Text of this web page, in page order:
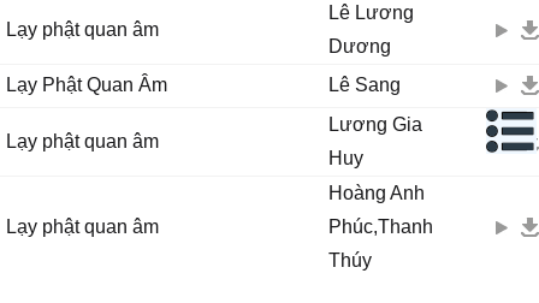
Lạy phật quan âm
Lê Lương
Dương
Lạy Phật Quan Âm
Lê Sang
Lạy phật quan âm
Lương Gia
Huy
Lạy phật quan âm
Hoàng Anh
Phúc,Thanh
Thúy